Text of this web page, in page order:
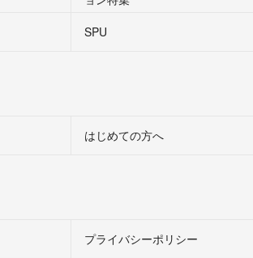
SPU
はじめての方へ
プライバシーポリシー